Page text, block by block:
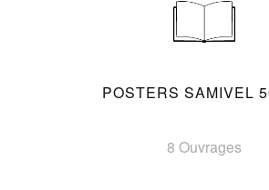
POSTERS SAMIVEL
8 Ouvrages